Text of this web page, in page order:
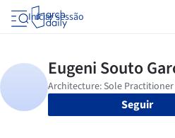
Iniciar sessão
Seguir